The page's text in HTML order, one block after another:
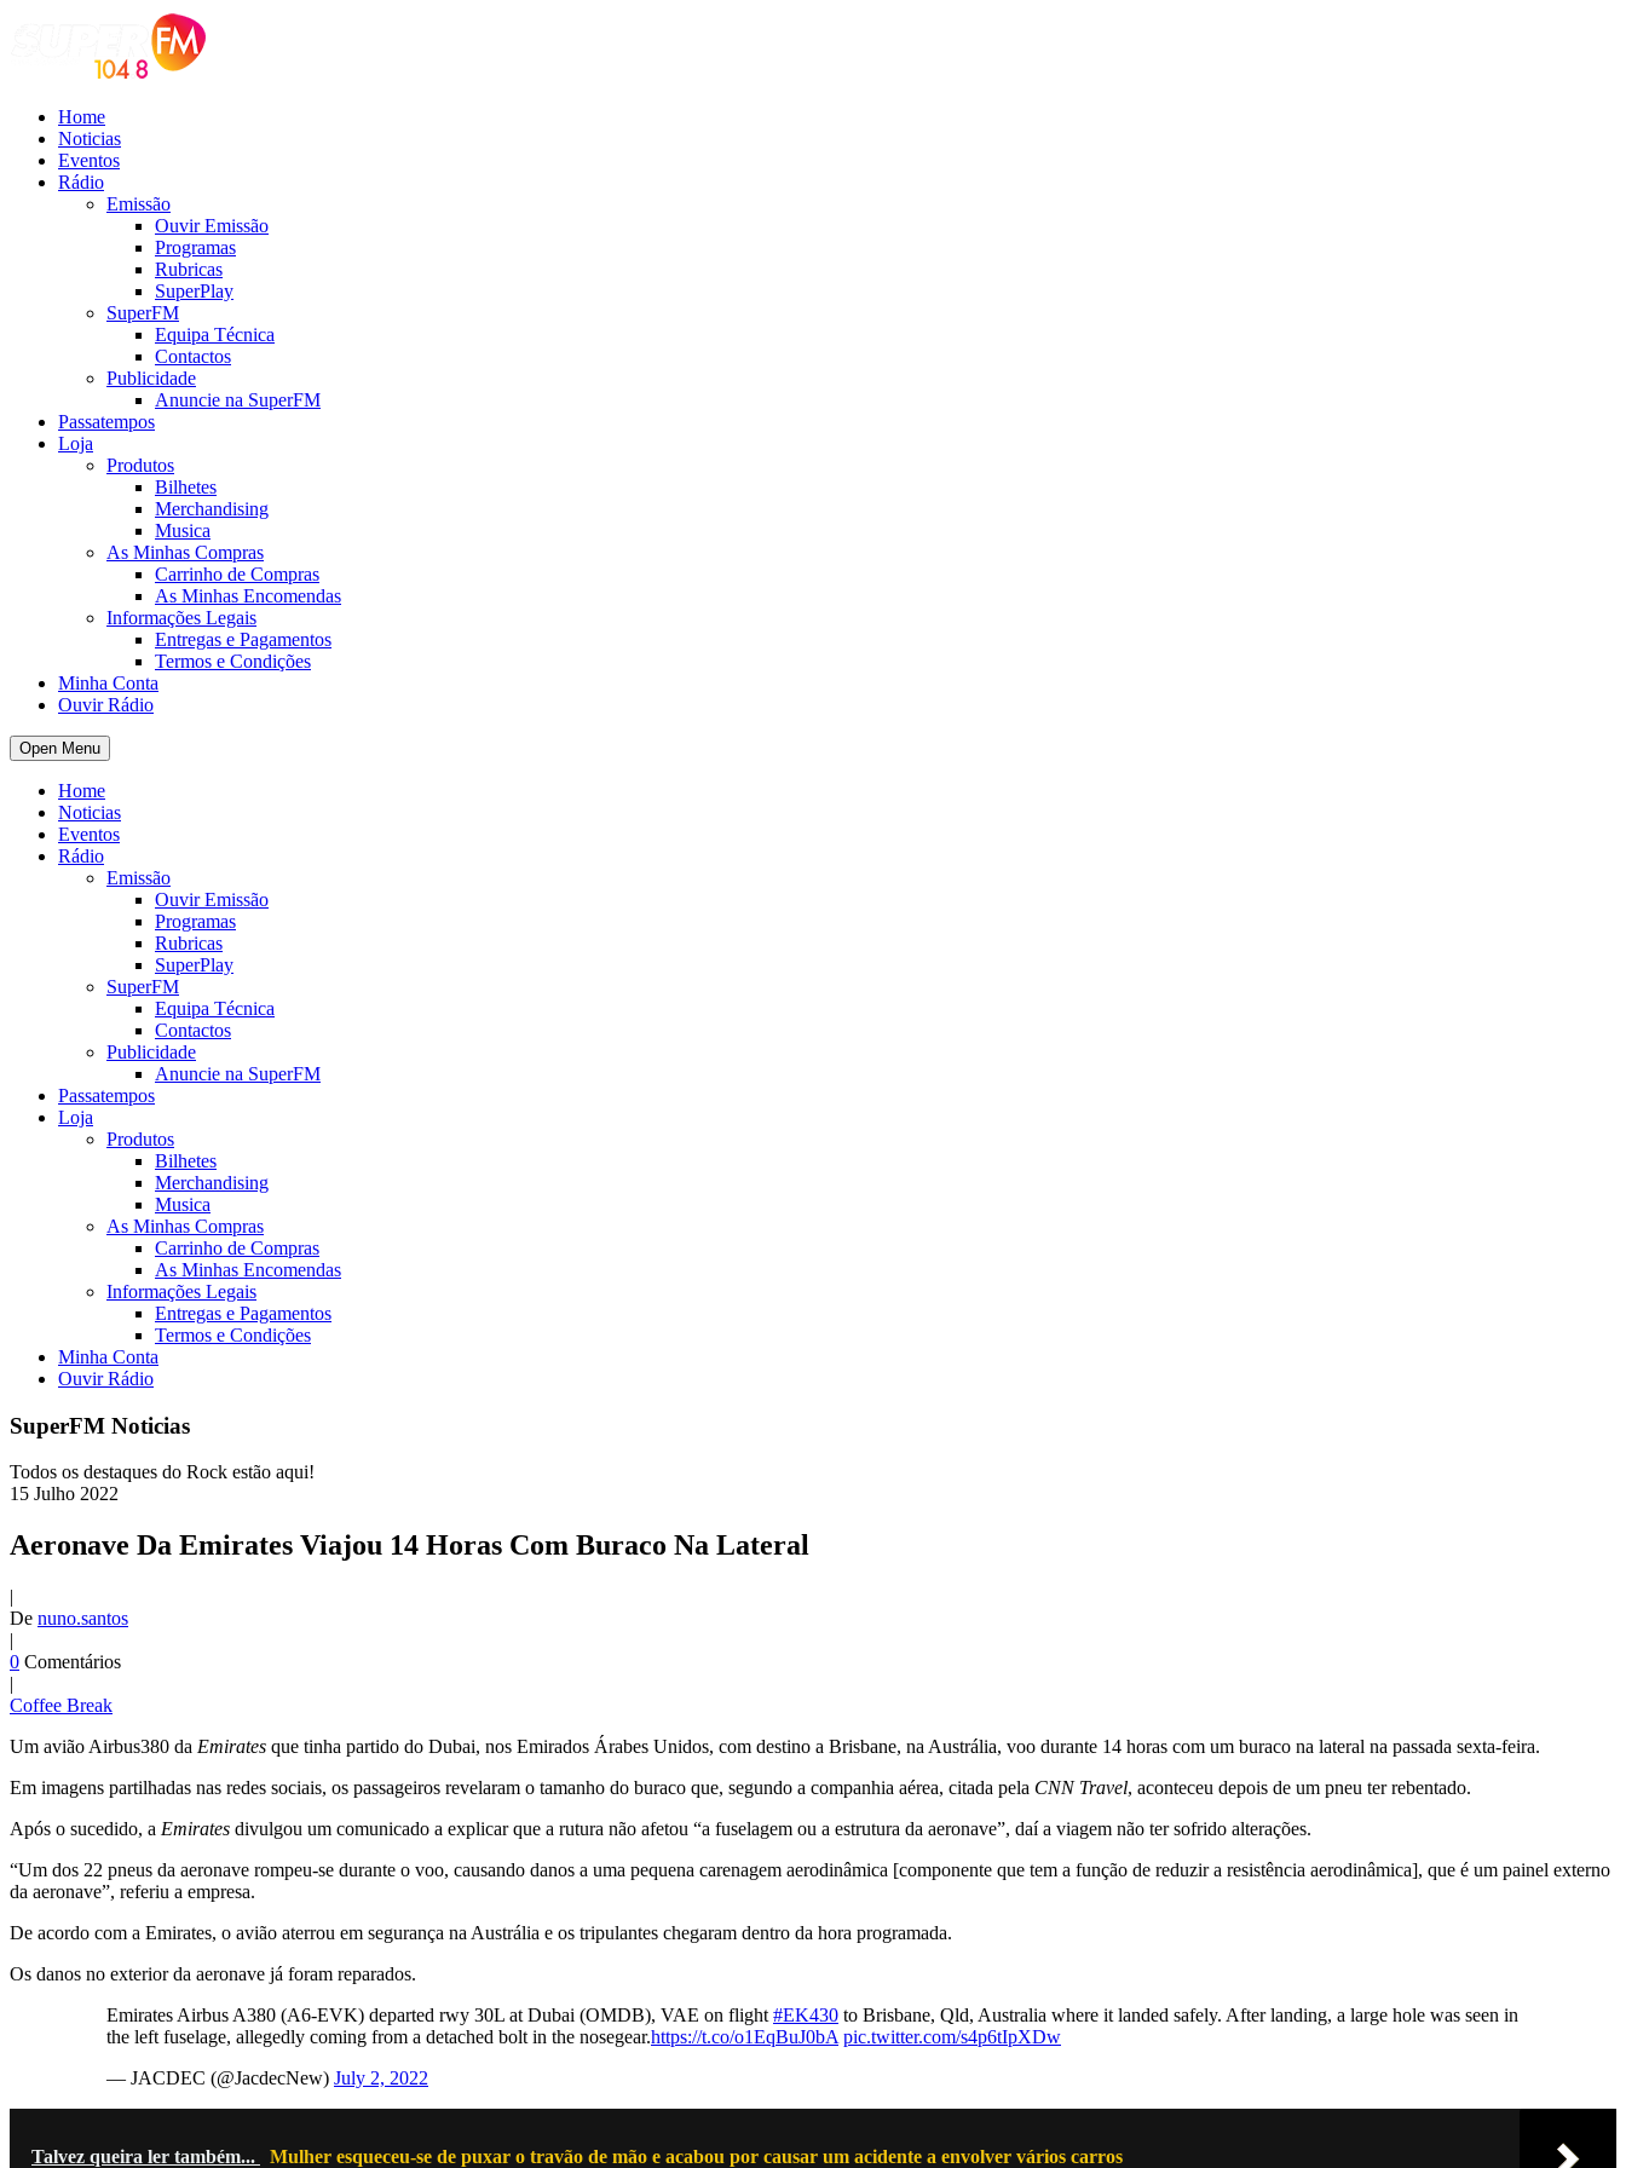
Home
Noticias
Eventos
Rádio
Emissão
Ouvir Emissão
Programas
Rubricas
SuperPlay
SuperFM
Equipa Técnica
Contactos
Publicidade
Anuncie na SuperFM
Passatempos
Loja
Produtos
Bilhetes
Merchandising
Musica
As Minhas Compras
Carrinho de Compras
As Minhas Encomendas
Informações Legais
Entregas e Pagamentos
Termos e Condições
Minha Conta
Ouvir Rádio
Open Menu
Home
Noticias
Eventos
Rádio
Emissão
Ouvir Emissão
Programas
Rubricas
SuperPlay
SuperFM
Equipa Técnica
Contactos
Publicidade
Anuncie na SuperFM
Passatempos
Loja
Produtos
Bilhetes
Merchandising
Musica
As Minhas Compras
Carrinho de Compras
As Minhas Encomendas
Informações Legais
Entregas e Pagamentos
Termos e Condições
Minha Conta
Ouvir Rádio
SuperFM Noticias
Todos os destaques do Rock estão aqui!
15 Julho 2022
Aeronave Da Emirates Viajou 14 Horas Com Buraco Na Lateral
|
De nuno.santos
|
0 Comentários
|
Coffee Break
Um avião Airbus380 da Emirates que tinha partido do Dubai, nos Emirados Árabes Unidos, com destino a Brisbane, na Austrália, voo durante 14 horas com um buraco na lateral na passada sexta-feira.
Em imagens partilhadas nas redes sociais, os passageiros revelaram o tamanho do buraco que, segundo a companhia aérea, citada pela CNN Travel, aconteceu depois de um pneu ter rebentado.
Após o sucedido, a Emirates divulgou um comunicado a explicar que a rutura não afetou “a fuselagem ou a estrutura da aeronave”, daí a viagem não ter sofrido alterações.
“Um dos 22 pneus da aeronave rompeu-se durante o voo, causando danos a uma pequena carenagem aerodinâmica [componente que tem a função de reduzir a resistência aerodinâmica], que é um painel externo
da aeronave”, referiu a empresa.
De acordo com a Emirates, o avião aterrou em segurança na Austrália e os tripulantes chegaram dentro da hora programada.
Os danos no exterior da aeronave já foram reparados.
Emirates Airbus A380 (A6-EVK) departed rwy 30L at Dubai (OMDB), VAE on flight #EK430 to Brisbane, Qld, Australia where it landed safely. After landing, a large hole was seen in
the left fuselage, allegedly coming from a detached bolt in the nosegear.https://t.co/o1EqBuJ0bA pic.twitter.com/s4p6tIpXDw
— JACDEC (@JacdecNew) July 2, 2022
Talvez queira ler também... Mulher esqueceu-se de puxar o travão de mão e acabou por causar um acidente a envolver vários carros